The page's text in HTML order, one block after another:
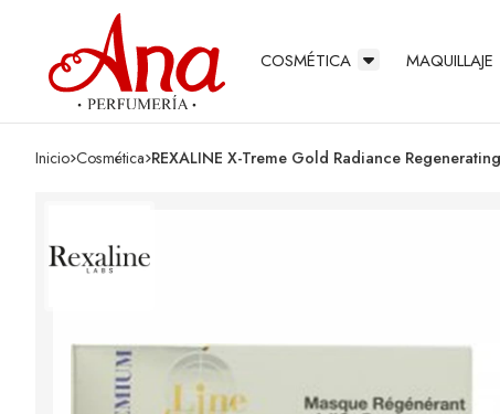
COSMÉTICA MAQUILLAJE
Inicio cosmética REXALINE X-Treme Gold Radiance